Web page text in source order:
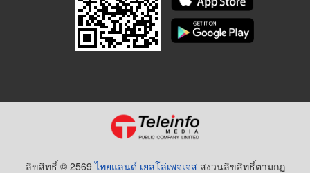
ลิขสิทธิ์ © 2569ไทยแลนด์ เยลโล่เพจเจส สงวนลิขสิทธิ์ตามกฏ